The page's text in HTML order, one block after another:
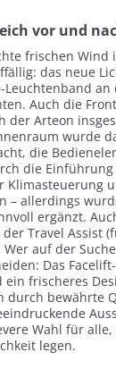
vor und
frischen
das neue
Leuchtenband
Auch die
der Arteon
wurde
die
die
Klimasteuerung
– allerdings
ergänzt.
der Travel Assist
auf der
Das
ein frischeres
durch bewährte
Wahl für
legen.